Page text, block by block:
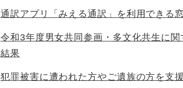
通訳アプリ「みえる通訳」を利用できる
令和3年度男女共同参画・多文化共生に
結果
犯罪被害に遭われた方やご遺族の方を支